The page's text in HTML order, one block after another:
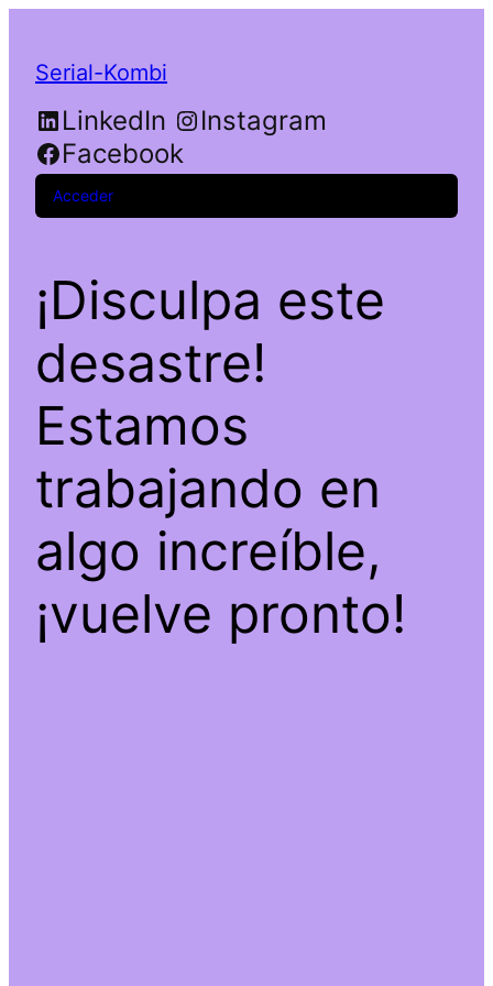
Serial-Kombi
LinkedIn
Instagram
Facebook
Acceder
¡Disculpa este
desastre!
Estamos
trabajando en
algo increíble,
¡vuelve pronto!